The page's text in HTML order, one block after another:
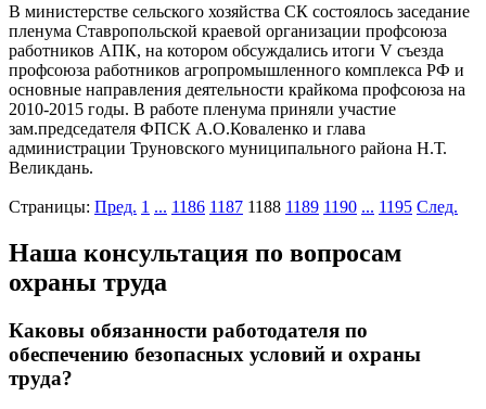
В министерстве сельского хозяйства СК состоялось заседание
пленума Ставропольской краевой организации профсоюза
работников АПК, на котором обсуждались итоги V съезда
профсоюза работников агропромышленного комплекса РФ и
основные направления деятельности крайкома профсоюза на
2010-2015 годы. В работе пленума приняли участие
зам.председателя ФПСК А.О.Коваленко и глава
администрации Труновского муниципального района Н.Т.
Великдань.
Страницы: Пред. 1 ... 1186 1187 1188 1189 1190 ... 1195 След.
Наша консультация по вопросам
охраны труда
Каковы обязанности работодателя по
обеспечению безопасных условий и охраны
труда?